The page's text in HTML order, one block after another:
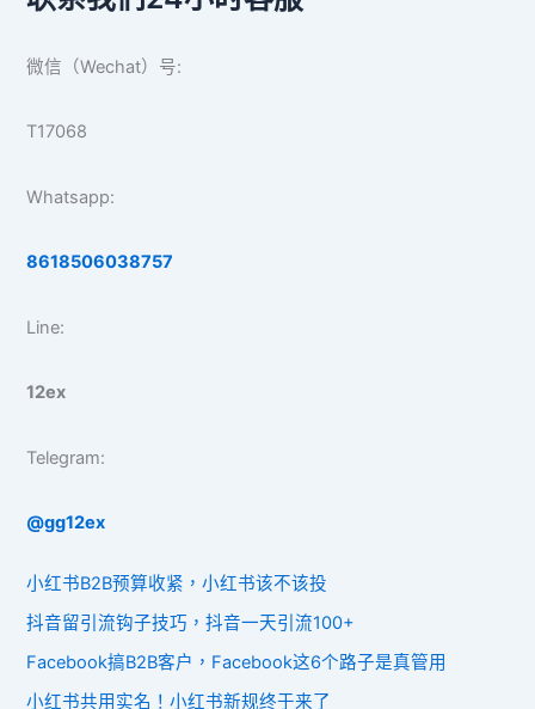
微信（Wechat）号:
T17068
Whatsapp:
8618506038757
Line:
12ex
Telegram:
@gg12ex
小红书B2B预算收紧，小红书该不该投
抖音留引流钩子技巧，抖音一天引流100+
Facebook搞B2B客户，Facebook这6个路子是真管用
小红书共用实名！小红书新规终于来了